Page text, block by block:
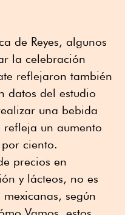
de Reyes, algunos
la celebración
reflejaron también
datos del estudio
una bebida
un aumento
ciento.
precios en
y lácteos, no es
según